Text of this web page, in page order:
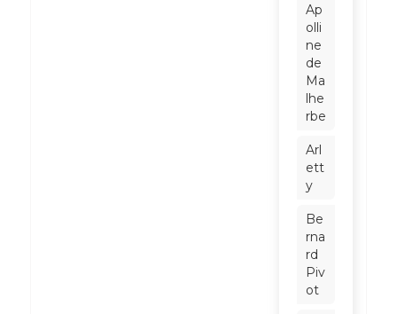
Ap
olli
ne
de
Ma
lhe
rbe
Arl
ett
y
Be
rna
rd
Piv
ot